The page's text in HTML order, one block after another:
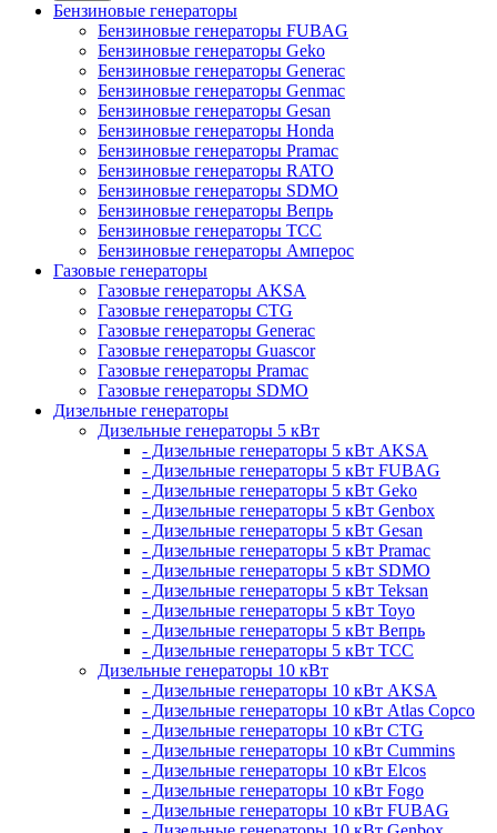
Бензиновые генераторы
Бензиновые генераторы FUBAG
Бензиновые генераторы Geko
Бензиновые генераторы Generac
Бензиновые генераторы Genmac
Бензиновые генераторы Gesan
Бензиновые генераторы Honda
Бензиновые генераторы Pramac
Бензиновые генераторы RATO
Бензиновые генераторы SDMO
Бензиновые генераторы Вепрь
Бензиновые генераторы ТСС
Бензиновые генераторы Амперос
Газовые генераторы
Газовые генераторы AKSA
Газовые генераторы CTG
Газовые генераторы Generac
Газовые генераторы Guascor
Газовые генераторы Pramac
Газовые генераторы SDMO
Дизельные генераторы
Дизельные генераторы 5 кВт
- Дизельные генераторы 5 кВт AKSA
- Дизельные генераторы 5 кВт FUBAG
- Дизельные генераторы 5 кВт Geko
- Дизельные генераторы 5 кВт Genbox
- Дизельные генераторы 5 кВт Gesan
- Дизельные генераторы 5 кВт Pramac
- Дизельные генераторы 5 кВт SDMO
- Дизельные генераторы 5 кВт Teksan
- Дизельные генераторы 5 кВт Toyo
- Дизельные генераторы 5 кВт Вепрь
- Дизельные генераторы 5 кВт ТСС
Дизельные генераторы 10 кВт
- Дизельные генераторы 10 кВт AKSA
- Дизельные генераторы 10 кВт Atlas Copco
- Дизельные генераторы 10 кВт CTG
- Дизельные генераторы 10 кВт Cummins
- Дизельные генераторы 10 кВт Elcos
- Дизельные генераторы 10 кВт Fogo
- Дизельные генераторы 10 кВт FUBAG